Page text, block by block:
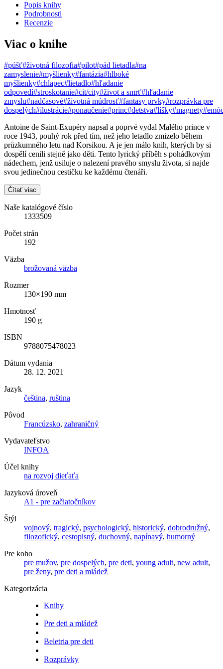
Popis knihy
Podrobnosti
Recenzie
Viac o knihe
#púšť#životná filozofia#pilot#pád lietadla#na
zamyslenie#myšlienky#fantázia#hlboké
myšlienky#chlapec#lietadlo#hľadanie
odpovedí#stroskotanie#cit/city#život a smrť#hľadanie
zmyslu#nadčasové#životná múdrosť#fantasy prvky#rozprávka pre
dospelých#ilustrácie#ponaučenie#princ#detstva#líšky#magnety
Antoine de Saint-Exupéry napsal a poprvé vydal Malého prince v
roce 1943, pouhý rok před tím, než jeho letadlo zmizelo během
průzkumného letu nad Korsikou. A je jen málo knih, kterých by si
dospělí cenili stejně jako děti. Tento lyrický příběh s pohádkovým
nádechem, jenž usiluje o nalezení pravého smyslu života, si najde
svou jedinečnou cestičku ke každému čtenáři.
Čítať viac
Naše katalógové číslo
1333509
Počet strán
192
Väzba
brožovaná väzba
Rozmer
130×190 mm
Hmotnosť
190 g
ISBN
9788075478023
Dátum vydania
28. 12. 2021
Jazyk
čeština, ruština
Pôvod
Francúzsko, zahraničný
Vydavateľstvo
INFOA
Účel knihy
na rozvoj dieťaťa
Jazyková úroveň
A1 - pre začiatočníkov
Štýl
vojnový, tragický, psychologický, historický, dobrodružný,
filozofický, cestopisný, duchovný, napínavý, humorný
Pre koho
pre mužov, pre dospelých, pre deti, young adult, new adult,
pre ženy, pre deti a mládež
Kategorizácia
Knihy
Pre deti a mládež
Beletria pre deti
Rozprávky